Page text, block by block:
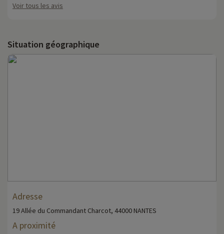
Voir tous les avis
Situation géographique
Adresse
19 Allée du Commandant Charcot, 44000 NANTES
A proximité